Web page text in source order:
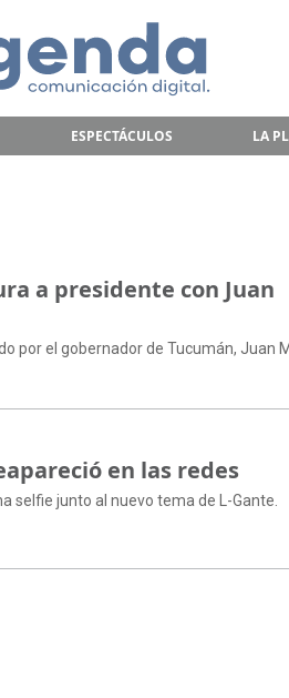
ESPECTÁCULOS LA
a presidente con Juan
por el gobernador de Tucumán, Juan
en las redes
selfie junto al nuevo tema de L-Gante.